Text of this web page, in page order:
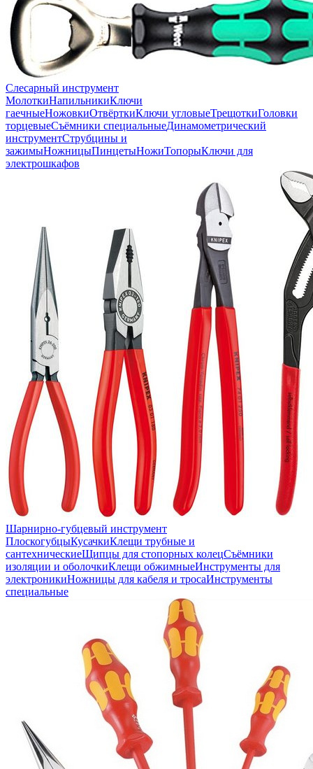
Слесарный инструмент
МолоткиНапильникиКлючи
гаечныеНожовкиОтвёрткиКлючи угловыеТрещоткиГоловки
торцевыеСъёмники специальныеДинамометрический
инструментСтрубцины и
зажимыНожницыПинцетыНожиТопорыКлючи для
электрошкафов
Шарнирно-губцевый инструмент
ПлоскогубцыКусачкиКлещи трубные и
сантехническиеЩипцы для стопорных колецСъёмники
изоляции и оболочкиКлещи обжимныеИнструменты для
электроникиНожницы для кабеля и тросаИнструменты
специальные